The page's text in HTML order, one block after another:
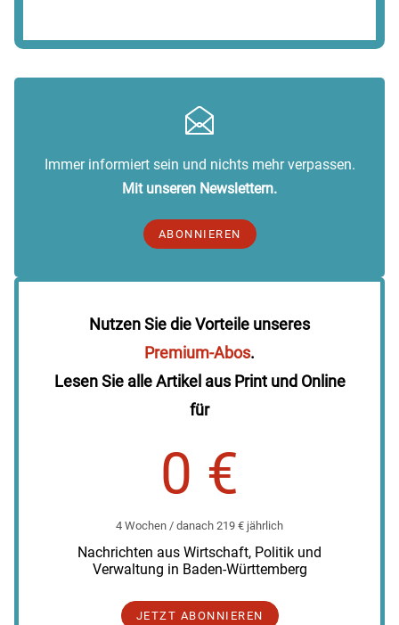
Immer informiert sein und nichts mehr verpassen.
Mit unseren Newslettern.
ABONNIEREN
Nutzen Sie die Vorteile unseres
Premium-Abos.
Lesen Sie alle Artikel aus Print und Online
für
0 €
4 Wochen / danach 219 € jährlich
Nachrichten aus Wirtschaft, Politik und
Verwaltung in Baden-Württemberg
JETZT ABONNIEREN